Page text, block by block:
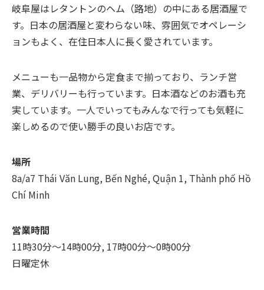
岐阜屋はレタントンのヘム（路地）の中にある居酒屋で
す。日本の居酒屋と変わらない味、雰囲気でオペレーシ
ョンもよく、在住日本人に長く愛されています。
メニューも一品物から定食まで揃っており、ランチ営
業、デリバリーも行っています。日本酒などのお酒も充
実しています。一人でいってもみんなで行っても気軽に
楽しめるので使い勝手の良いお店です。
場所
8a/a7 Thái Văn Lung, Bến Nghé, Quận 1, Thành phố Hồ
Chí Minh
営業時間
11時30分～14時00分, 17時00分～0時00分
日曜定休